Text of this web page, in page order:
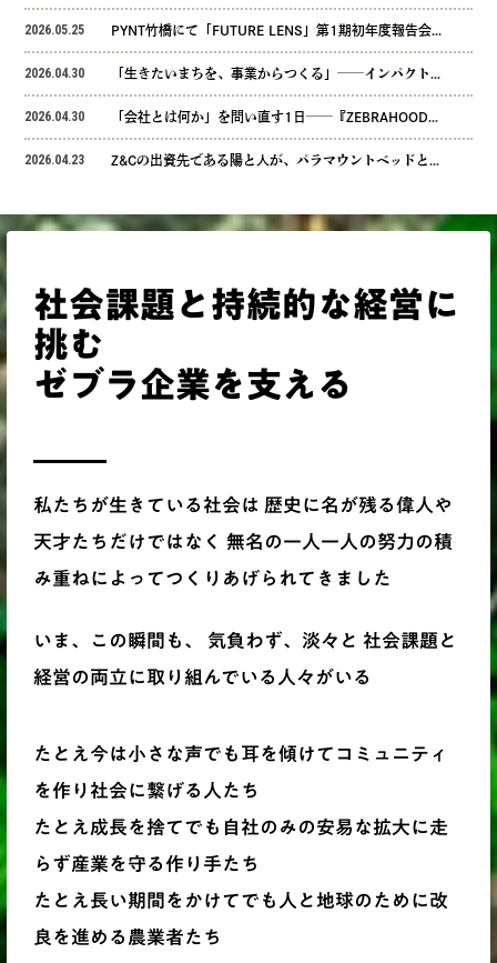
2026.05.25
2026.04.30
2026.04.30
2026.04.23
社会課題と持続的な経営に
挑む
ゼブラ企業を支える
私たちが生きている社会は 歴史に名が残る偉人や
天才たちだけではなく 無名の一人一人の努力の積
み重ねによってつくりあげられてきました
いま、この瞬間も、 気負わず、淡々と 社会課題と
経営の両立に取り組んでいる人々がいる
たとえ今は小さな声でも耳を傾けてコミュニティ
を作り社会に繋げる人たち
たとえ成長を捨てでも自社のみの安易な拡大に走
らず産業を守る作り手たち
たとえ長い期間をかけてでも人と地球のために改
良を進める農業者たち